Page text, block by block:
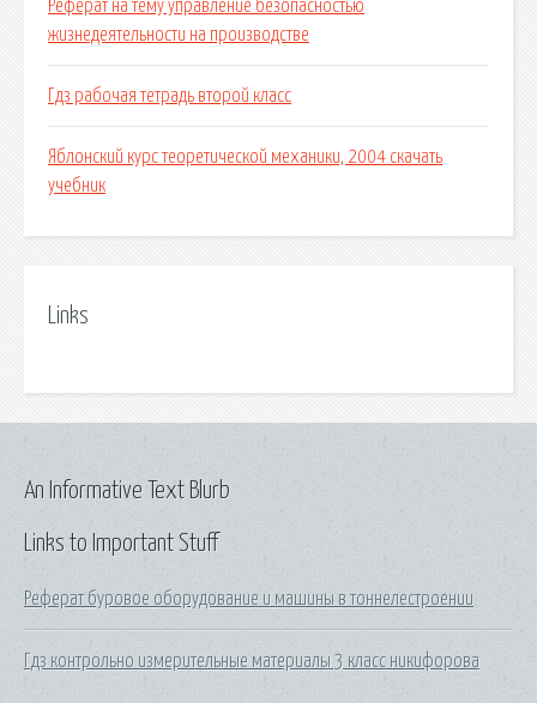
Реферат на тему управление безопасностью
жизнедеятельности на производстве
Гдз рабочая тетрадь второй класс
Яблонский курс теоретической механики, 2004 скачать
учебник
Links
Links to Important Stuff
Реферат буровое оборудование и машины в тоннелестроении
Гдз контрольно измерительные материалы 3 класс никифорова
An Informative Text Blurb